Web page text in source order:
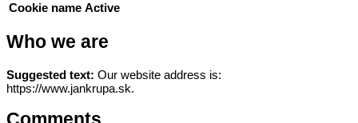
Cookie name Active
Who we are
Suggested text: Our website address is:
https://www.jankrupa.sk.